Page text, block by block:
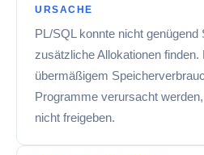
URSACHE
PL/SQL konnte nicht genügend
zusätzliche Allokationen
übermäßigem
Programme verursacht
nicht freigeben.